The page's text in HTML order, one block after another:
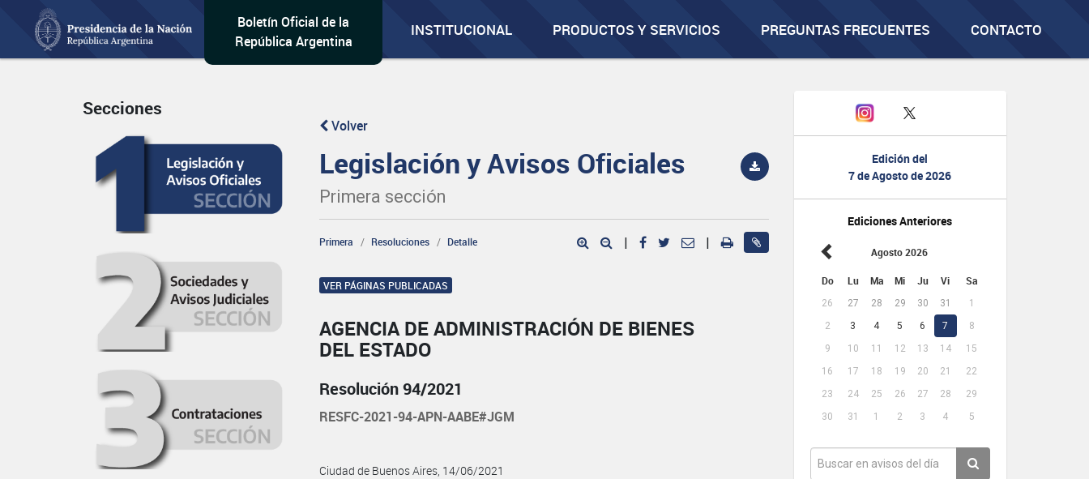
Boletín Oficial de la
República Argentina
INSTITUCIONAL PRODUCTOS Y SERVICIOS PREGUNTAS FRECUENTES CONTACTO
Edición del
7 de Agosto de 2026
Ediciones Anteriores
Agosto 2026
Do Lu Ma Mi Ju Vi Sa
26 27 28 29 30 31
1
2
3 4 5 6 7
8
9
10 11 12 13 14
15
16
17 18 19 20 21
22
23
24 25 26 27 28
29
30
31 1 2 3 4 5
Secciones
Volver
Legislación y Avisos Oficiales
Primera sección
Primera Resoluciones Detalle | |
VER PÁGINAS PUBLICADAS
AGENCIA DE ADMINISTRACIÓN DE BIENES
DEL ESTADO
Resolución 94/2021
RESFC-2021-94-APN-AABE#JGM
Ciudad de Buenos Aires, 14/06/2021